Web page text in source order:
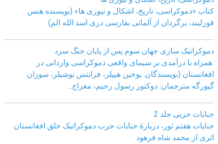
کتاب «دموکراسی، تاريخ، اشکال و تيوری ها» (نويسنده هنس
فورليند، برگردان از آلمانی بفارسی دری اسد الله الم)
دموکراتیک سازی جهان سوم پس از پایان جنگ سرد
همراه با درآمدی بر سیمای واقعی دموکراسی وارداتی در
افغانستان (نویسندگان: یوخین هیپلر، فرانتس نوشیلر، سوزان
گیورگه مترجمان: دوکتور رسول رحیم، معراج
جنایات حزبی جلد 2
جنایات هفتم ثور، دربارۀ جنایات حزب دموکراتیک خلق افغانستان
اثری از محمد شاه فرهود